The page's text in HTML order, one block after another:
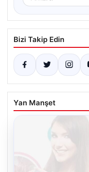
Bizi Takip Edin
Yan Manşet